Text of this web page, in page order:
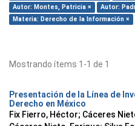
Autor: Montes, Patricia ×
Autor:
Materia: Derecho de la Información ×
Mostrando ítems 1-1 de 1
Presentación de la Línea de
Derecho en México
Fix Fierro, Héctor; Cáceres